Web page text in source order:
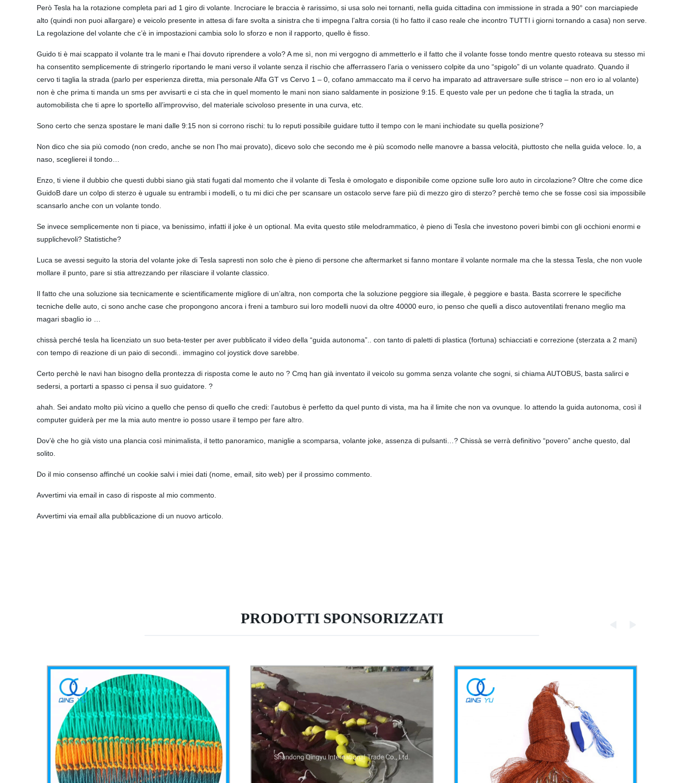
Però Tesla ha la rotazione completa pari ad 1 giro di volante. Incrociare le braccia è rarissimo, si usa solo nei tornanti, nella guida cittadina con immissione in strada a 90° con marciapiede
alto (quindi non puoi allargare) e veicolo presente in attesa di fare svolta a sinistra che ti impegna l’altra corsia (ti ho fatto il caso reale che incontro TUTTI i giorni tornando a casa) non serve.
La regolazione del volante che c’è in impostazioni cambia solo lo sforzo e non il rapporto, quello è fisso.
Guido ti è mai scappato il volante tra le mani e l’hai dovuto riprendere a volo? A me sì, non mi vergogno di ammetterlo e il fatto che il volante fosse tondo mentre questo roteava su stesso mi
ha consentito semplicemente di stringerlo riportando le mani verso il volante senza il rischio che afferrassero l’aria o venissero colpite da uno “spigolo” di un volante quadrato. Quando il
cervo ti taglia la strada (parlo per esperienza diretta, mia personale Alfa GT vs Cervo 1 – 0, cofano ammaccato ma il cervo ha imparato ad attraversare sulle strisce – non ero io al volante)
non è che prima ti manda un sms per avvisarti e ci sta che in quel momento le mani non siano saldamente in posizione 9:15. E questo vale per un pedone che ti taglia la strada, un
automobilista che ti apre lo sportello all’improvviso, del materiale scivoloso presente in una curva, etc.
Sono certo che senza spostare le mani dalle 9:15 non si corrono rischi: tu lo reputi possibile guidare tutto il tempo con le mani inchiodate su quella posizione?
Non dico che sia più comodo (non credo, anche se non l’ho mai provato), dicevo solo che secondo me è più scomodo nelle manovre a bassa velocità, piuttosto che nella guida veloce. Io, a
naso, sceglierei il tondo…
Enzo, ti viene il dubbio che questi dubbi siano già stati fugati dal momento che il volante di Tesla è omologato e disponibile come opzione sulle loro auto in circolazione? Oltre che come dice
GuidoB dare un colpo di sterzo è uguale su entrambi i modelli, o tu mi dici che per scansare un ostacolo serve fare più di mezzo giro di sterzo? perchè temo che se fosse così sia impossibile
scansarlo anche con un volante tondo.
Se invece semplicemente non ti piace, va benissimo, infatti il joke è un optional. Ma evita questo stile melodrammatico, è pieno di Tesla che investono poveri bimbi con gli occhioni enormi e
supplichevoli? Statistiche?
Luca se avessi seguito la storia del volante joke di Tesla sapresti non solo che è pieno di persone che aftermarket si fanno montare il volante normale ma che la stessa Tesla, che non vuole
mollare il punto, pare si stia attrezzando per rilasciare il volante classico.
Il fatto che una soluzione sia tecnicamente e scientificamente migliore di un’altra, non comporta che la soluzione peggiore sia illegale, è peggiore e basta. Basta scorrere le specifiche
tecniche delle auto, ci sono anche case che propongono ancora i freni a tamburo sui loro modelli nuovi da oltre 40000 euro, io penso che quelli a disco autoventilati frenano meglio ma
magari sbaglio io …
chissà perché tesla ha licenziato un suo beta-tester per aver pubblicato il video della “guida autonoma”.. con tanto di paletti di plastica (fortuna) schiacciati e correzione (sterzata a 2 mani)
con tempo di reazione di un paio di secondi.. immagino col joystick dove sarebbe.
Certo perchè le navi han bisogno della prontezza di risposta come le auto no ? Cmq han già inventato il veicolo su gomma senza volante che sogni, si chiama AUTOBUS, basta salirci e
sedersi, a portarti a spasso ci pensa il suo guidatore. ?
ahah. Sei andato molto più vicino a quello che penso di quello che credi: l’autobus è perfetto da quel punto di vista, ma ha il limite che non va ovunque. Io attendo la guida autonoma, così il
computer guiderà per me la mia auto mentre io posso usare il tempo per fare altro.
Dov’è che ho già visto una plancia così minimalista, il tetto panoramico, maniglie a scomparsa, volante joke, assenza di pulsanti…? Chissà se verrà definitivo “povero” anche questo, dal
solito.
Do il mio consenso affinché un cookie salvi i miei dati (nome, email, sito web) per il prossimo commento.
Avvertimi via email in caso di risposte al mio commento.
Avvertimi via email alla pubblicazione di un nuovo articolo.
PRODOTTI SPONSORIZZATI